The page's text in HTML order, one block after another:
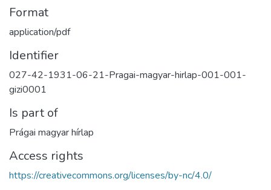
Format
application/pdf
Identifier
027-42-1931-06-21-Pragai-magyar-hirlap-001-001-
gizi0001
Is part of
Prágai magyar hírlap
Access rights
https://creativecommons.org/licenses/by-nc/4.0/